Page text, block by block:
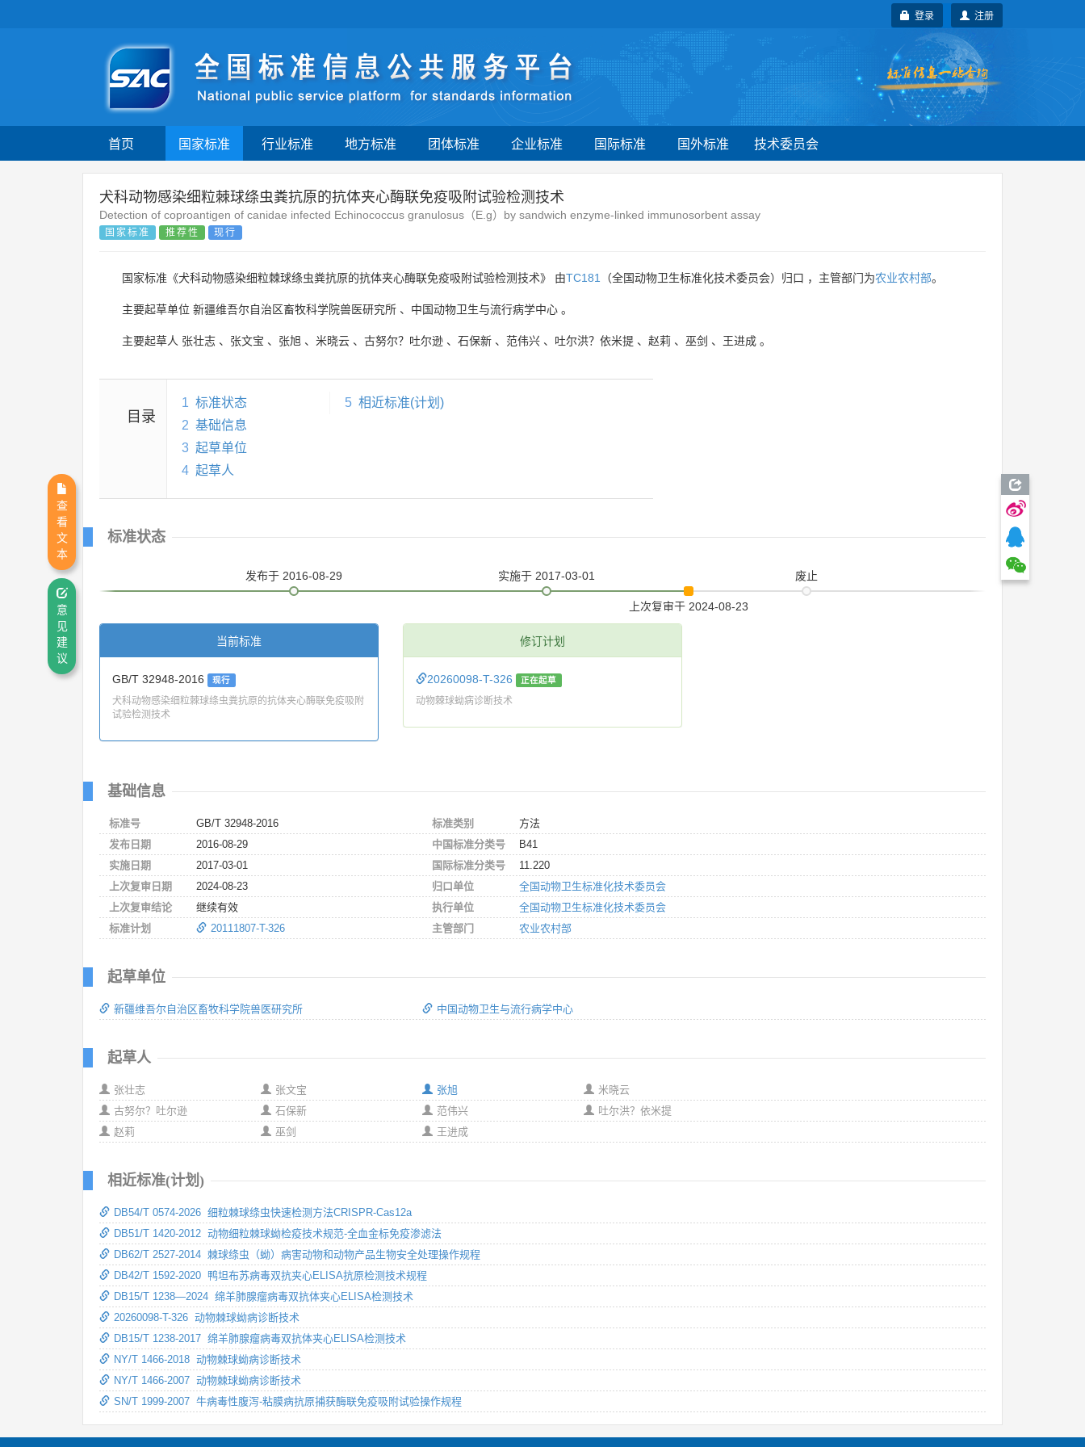
注册
登录
首页 国家标准 行业标准 地方标准 团体标准 企业标准 国际标准 国外标准 技术委员会
犬科动物感染细粒棘球绦虫粪抗原的抗体夹心酶联免疫吸附试验检测技术
Detection of coproantigen of canidae infected Echinococcus granulosus（E.g）by sandwich enzyme-linked immunosorbent assay
国家标准 推荐性 现行
国家标准《犬科动物感染细粒棘球绦虫粪抗原的抗体夹心酶联免疫吸附试验检测技术》 由TC181 （全国动物卫生标准化技术委员会）归口 ，主管部门为农业农村部。
主要起草单位 新疆维吾尔自治区畜牧科学院兽医研究所 、 中国动物卫生与流行病学中心 。
主要起草人 张壮志 、 张文宝 、 张旭 、 米晓云 、 古努尔？吐尔逊 、 石保新 、 范伟兴 、 吐尔洪？依米提 、 赵莉 、 巫剑 、 王进成 。
目录
1 标准状态
2 基础信息
3 起草单位
4 起草人
5 相近标准(计划)
标准状态
发布于 2016-08-29 实施于 2017-03-01
上次复审于 2024-08-23
废止
当前标准
GB/T 32948-2016 现行
犬科动物感染细粒棘球绦虫粪抗原的抗体夹心酶联免疫吸附
试验检测技术
修订计划
20260098-T-326 正在起草
动物棘球蚴病诊断技术
基础信息
标准号
GB/T 32948-2016
发布日期
2016-08-29
实施日期
2017-03-01
上次复审日期
2024-08-23
上次复审结论
继续有效
标准计划
20111807-T-326
标准类别
方法
中国标准分类号
B41
国际标准分类号
11.220
归口单位
全国动物卫生标准化技术委员会
执行单位
全国动物卫生标准化技术委员会
主管部门
农业农村部
起草单位
新疆维吾尔自治区畜牧科学院兽医研究所 中国动物卫生与流行病学中心
起草人
张壮志
张文宝
古努尔？吐尔逊
石保新
赵莉
巫剑
张旭
米晓云
范伟兴
吐尔洪？依米提
王进成
相近标准(计划)
DB54/T 0574-2026 细粒棘球绦虫快速检测方法CRISPR-Cas12a
DB51/T 1420-2012 动物细粒棘球蚴检疫技术规范-全血金标免疫渗滤法
DB62/T 2527-2014 棘球绦虫（蚴）病害动物和动物产品生物安全处理操作规程
DB42/T 1592-2020 鸭坦布苏病毒双抗夹心ELISA抗原检测技术规程
DB15/T 1238—2024 绵羊肺腺瘤病毒双抗体夹心ELISA检测技术
20260098-T-326 动物棘球蚴病诊断技术
DB15/T 1238-2017 绵羊肺腺瘤病毒双抗体夹心ELISA检测技术
NY/T 1466-2018 动物棘球蚴病诊断技术
NY/T 1466-2007 动物棘球蚴病诊断技术
SN/T 1999-2007 牛病毒性腹泻-粘膜病抗原捕获酶联免疫吸附试验操作规程
查
看
文
本
意
见
建
议